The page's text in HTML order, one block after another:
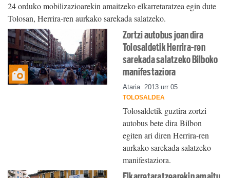
24 orduko mobilizazioarekin amaitzeko elkarretaratzea egin dute
Tolosan, Herrira-ren aurkako sarekada salatzeko.
Zortzi autobus joan dira
Tolosaldetik Herrira-ren
sarekada salatzeko Bilboko
manifestaziora
Ataria 2013 urr 05
TOLOSALDEA
Tolosaldetik guztira zortzi
autobus bete dira Bilbon
egiten ari diren Herrira-ren
aurkako sarekada salatzeko
manifestaziora.